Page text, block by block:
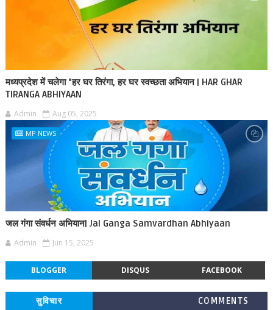
मध्यप्रदेश में चलेगा "हर घर तिरंगा, हर घर स्वच्छता अभियान | HAR GHAR
TIRANGA ABHIYAAN
Admin Aug 05, 2025
MP NEWS
जल गंगा संवर्धन अभियान| Jal Ganga Samvardhan Abhiyaan
Admin Jun 15, 2025
BLOGGER DISQUS FACEBOOK
सुविचार COMMENTS